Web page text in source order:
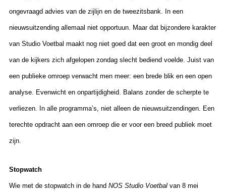
ongevraagd advies van de zijlijn en de tweezitsbank. In een
nieuwsuitzending allemaal niet opportuun. Maar dat bijzondere karakter
van Studio Voetbal maakt nog niet goed dat een groot en mondig deel
van de kijkers zich afgelopen zondag slecht bediend voelde. Juist van
een publieke omroep verwacht men meer: een brede blik en een open
analyse. Evenwicht en onpartijdigheid. Balans zonder de scherpte te
verliezen. In alle programma’s, niet alleen de nieuwsuitzendingen. Een
terechte opdracht aan een omroep die er voor een breed publiek moet
zijn.
Stopwatch
Wie met de stopwatch in de hand NOS Studio Voetbal van 8 mei